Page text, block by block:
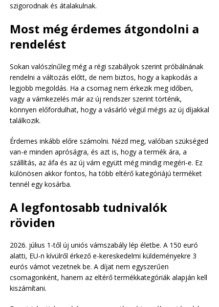
szigorodnak és átalakulnak.
Most még érdemes átgondolni a
rendelést
Sokan valószínűleg még a régi szabályok szerint próbálnának
rendelni a változás előtt, de nem biztos, hogy a kapkodás a
legjobb megoldás. Ha a csomag nem érkezik meg időben,
vagy a vámkezelés már az új rendszer szerint történik,
könnyen előfordulhat, hogy a vásárló végül mégis az új díjakkal
találkozik.
Érdemes inkább előre számolni. Nézd meg, valóban szükséged
van-e minden apróságra, és azt is, hogy a termék ára, a
szállítás, az áfa és az új vám együtt még mindig megéri-e. Ez
különösen akkor fontos, ha több eltérő kategóriájú terméket
tennél egy kosárba.
A legfontosabb tudnivalók
röviden
2026. július 1-től új uniós vámszabály lép életbe. A 150 euró
alatti, EU-n kívülről érkező e-kereskedelmi küldeményekre 3
eurós vámot vezetnek be. A díjat nem egyszerűen
csomagonként, hanem az eltérő termékkategóriák alapján kell
kiszámítani.